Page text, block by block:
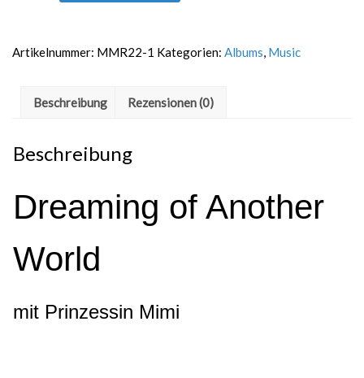
Artikelnummer: MMR22-1 Kategorien: Albums, Music
Beschreibung Rezensionen (0)
Beschreibung
Dreaming of Another
World
mit Prinzessin Mimi